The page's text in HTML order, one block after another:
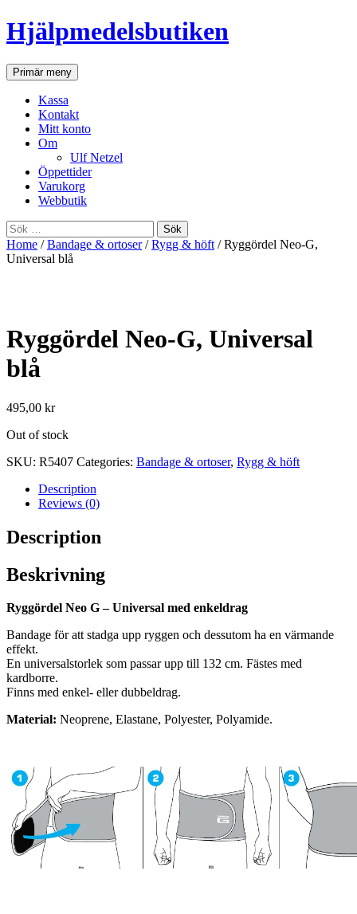
Hjälpmedelsbutiken
SökPrimär meny Gå
till
Kassa
Kontakt
Mitt konto
Om
Ulf Netzel
Öppettider
Varukorg
Webbutik
Sök
efter:
Home /Bandage & ortoser/Rygg & höft / Ryggördel Neo-G,
Universal blå
Ryggördel Neo-G, Universal
blå
495,00 kr
Out of stock
SKU: R5407 Categories: Bandage & ortoser, Rygg & höft
Description
Reviews (0)
Description
Beskrivning
Ryggördel Neo G – Universal med enkeldrag
Bandage för att stadga upp ryggen och dessutom ha en värmande
effekt.
En universalstorlek som passar upp till 132 cm. Fästes med
kardborre.
Finns med enkel- eller dubbeldrag.
Material: Neoprene, Elastane, Polyester, Polyamide.